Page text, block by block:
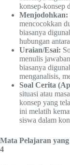
konsep-konsep
Menjodohkan:
mencocokkan
biasanya
hubungan
Uraian/Esai:
menulis
biasanya
menganalisis,
Soal Cerita
situasi atau
konsep yang
ini melatih
siswa dalam
Mata Pelajaran
4